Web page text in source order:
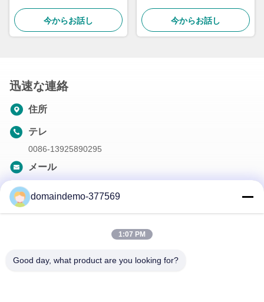
スタム バレンタインデー チ
ョコレートボックス
今からお話し
ト ギフトボックス トリュフ
ボックス バルク包装
今からお話し
迅速な連絡
住所
テレ
0086-13925890295
メール
私たちのニュースレター
domaindemo-377569
1:07 PM
Good day, what product are you looking for?